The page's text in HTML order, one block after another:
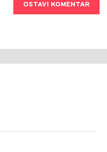
OSTAVI KOMENTAR